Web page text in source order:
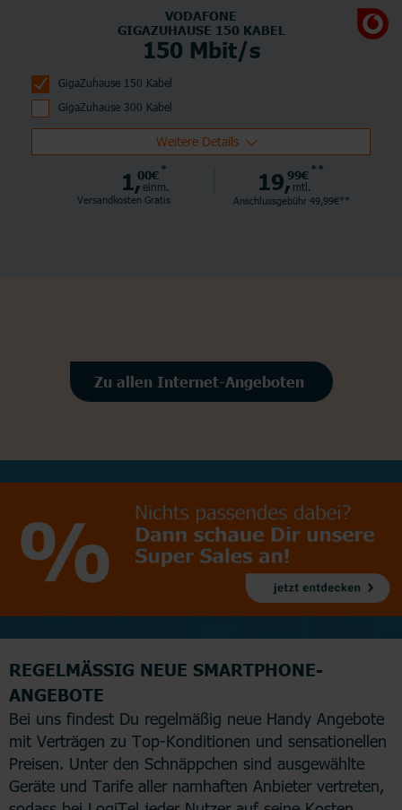
VODAFONE
GIGAZUHAUSE 150 KABEL
150 Mbit/s
GigaZuhause 150 Kabel
GigaZuhause 300 Kabel
Weitere Details
1,00€ *
einm.
Versandkosten Gratis
19,99€ **
mtl.
Anschlussgebühr 49,99€**
Zu allen Internet-Angeboten
REGELMÄSSIG NEUE SMARTPHONE-A
NGEBOTE
Bei uns findest Du regelmäßig neue Handy Angebote
mit Verträgen zu Top-Konditionen und sensationellen
Preisen. Unter den Schnäppchen sind ausgewählte
Geräte und Tarife aller namhaften Anbieter vertreten,